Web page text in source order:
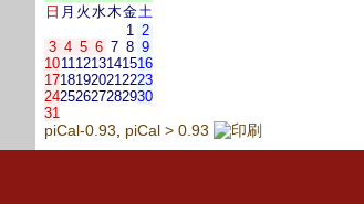
日 月 火 水木金土
1 2
3 4 5 6 7 8 9
10111213141516
17181920212223
24252627282930
31
piCal-0.93 piCal > 0.93